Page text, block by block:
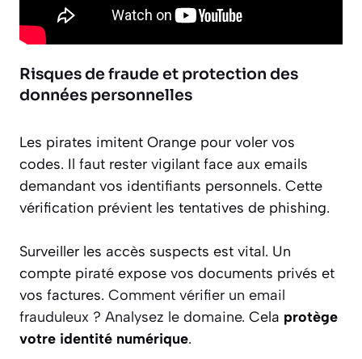
Risques de fraude et protection des
données personnelles
Les pirates imitent Orange pour voler vos
codes. Il faut rester vigilant face aux emails
demandant vos identifiants personnels. Cette
vérification prévient les tentatives de phishing.
Surveiller les accès suspects est vital. Un
compte piraté expose vos documents privés et
vos factures. Comment vérifier un email
frauduleux ? Analysez le domaine. Cela protège
votre identité numérique.